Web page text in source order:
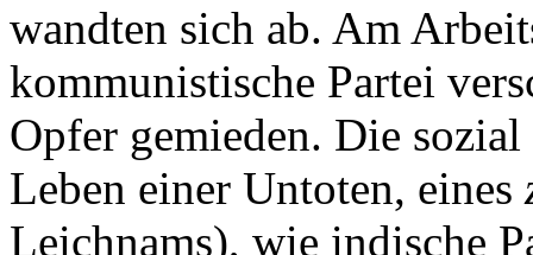
wandten sich ab. Am
kommunistische Partei
Opfer gemieden. Die
Leben einer Untoten, eines
Leichnams), wie indische